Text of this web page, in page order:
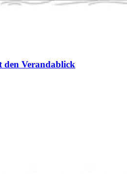
den Verandablick